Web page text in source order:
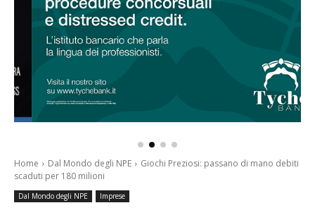
Home Dal Mondo degli NPE
Giochi Preziosi: passano di mano debiti
scaduti per 180 milioni
Dal Mondo degli NPE Imprese